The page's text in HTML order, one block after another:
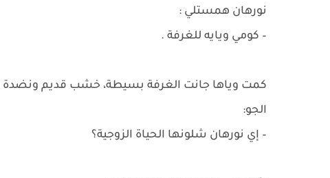
نورهان همستلي :
– كومي ويايه للغرفة .
كمت وياها جانت الغرفة بسيطة، خشب قديم ونضدة
الجو:
– إي نورهان شلونها الحياة الزوجية؟